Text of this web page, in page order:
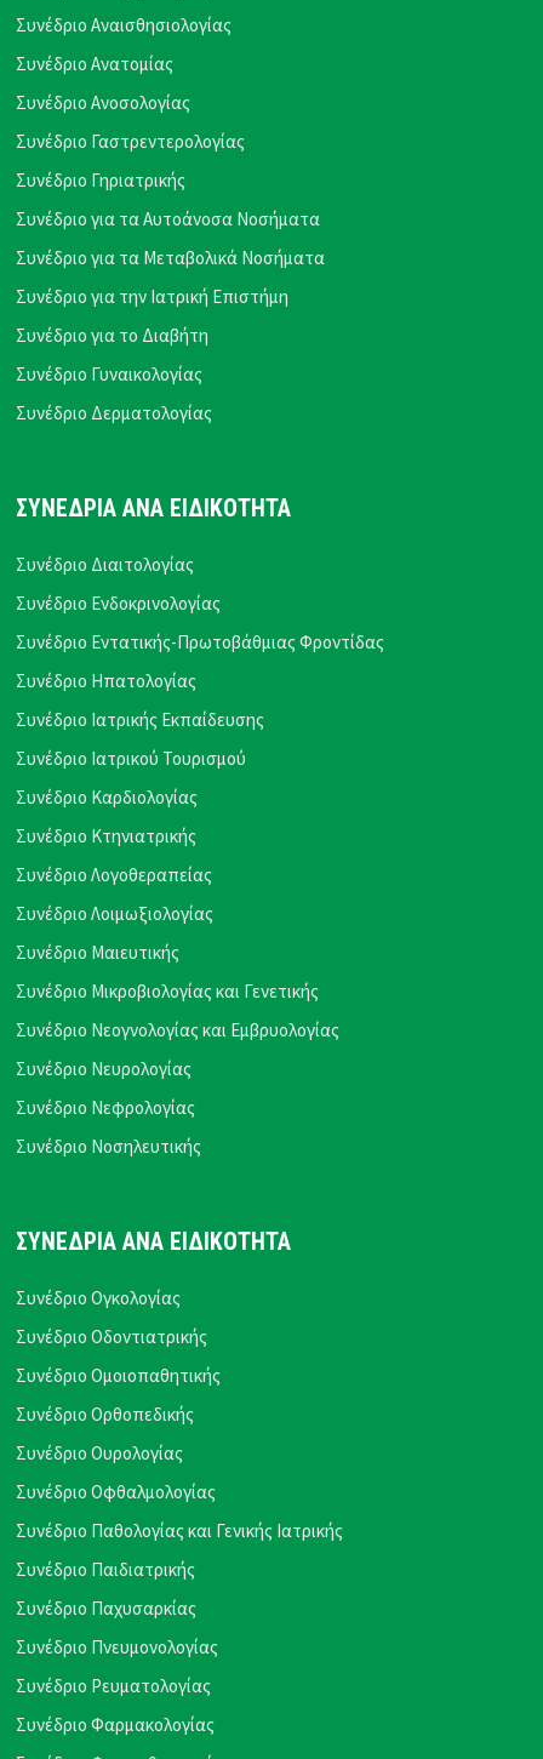
Συνέδριο Αναισθησιολογίας
Συνέδριο Ανατομίας
Συνέδριο Ανοσολογίας
Συνέδριο Γαστρεντερολογίας
Συνέδριο Γηριατρικής
Συνέδριο για τα Αυτοάνοσα Νοσήματα
Συνέδριο για τα Μεταβολικά Νοσήματα
Συνέδριο για την Ιατρική Επιστήμη
Συνέδριο για το Διαβήτη
Συνέδριο Γυναικολογίας
Συνέδριο Δερματολογίας
ΣΥΝΕΔΡΙΑ ΑΝΑ ΕΙΔΙΚΟΤΗΤΑ
Συνέδριο Διαιτολογίας
Συνέδριο Ενδοκρινολογίας
Συνέδριο Εντατικής-Πρωτοβάθμιας Φροντίδας
Συνέδριο Ηπατολογίας
Συνέδριο Ιατρικής Εκπαίδευσης
Συνέδριο Ιατρικού Τουρισμού
Συνέδριο Καρδιολογίας
Συνέδριο Κτηνιατρικής
Συνέδριο Λογοθεραπείας
Συνέδριο Λοιμωξιολογίας
Συνέδριο Μαιευτικής
Συνέδριο Μικροβιολογίας και Γενετικής
Συνέδριο Νεογνολογίας και Εμβρυολογίας
Συνέδριο Νευρολογίας
Συνέδριο Νεφρολογίας
Συνέδριο Νοσηλευτικής
ΣΥΝΕΔΡΙΑ ΑΝΑ ΕΙΔΙΚΟΤΗΤΑ
Συνέδριο Ογκολογίας
Συνέδριο Οδοντιατρικής
Συνέδριο Ομοιοπαθητικής
Συνέδριο Ορθοπεδικής
Συνέδριο Ουρολογίας
Συνέδριο Οφθαλμολογίας
Συνέδριο Παθολογίας και Γενικής Ιατρικής
Συνέδριο Παιδιατρικής
Συνέδριο Παχυσαρκίας
Συνέδριο Πνευμονολογίας
Συνέδριο Ρευματολογίας
Συνέδριο Φαρμακολογίας